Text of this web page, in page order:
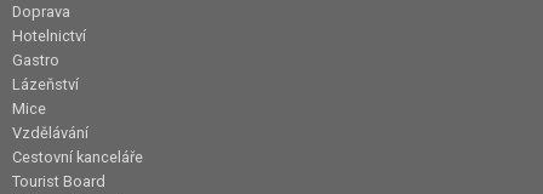
Doprava
Hotelnictví
Gastro
Lázeňství
Mice
Vzdělávání
Cestovní kanceláře
Tourist Board